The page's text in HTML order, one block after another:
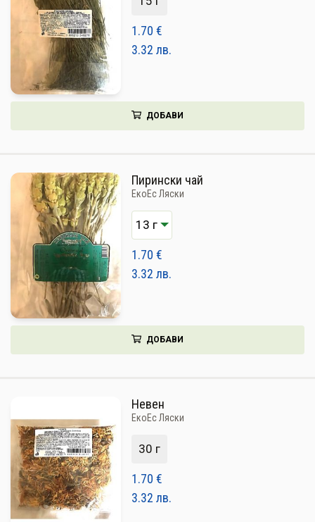
1.70 €
3.32 лв.
ДОБАВИ
Пирински чай
ЕкоЕс Ляски
1.70 €
3.32 лв.
ДОБАВИ
Невен
ЕкоЕс Ляски
30 г
1.70 €
3.32 лв.